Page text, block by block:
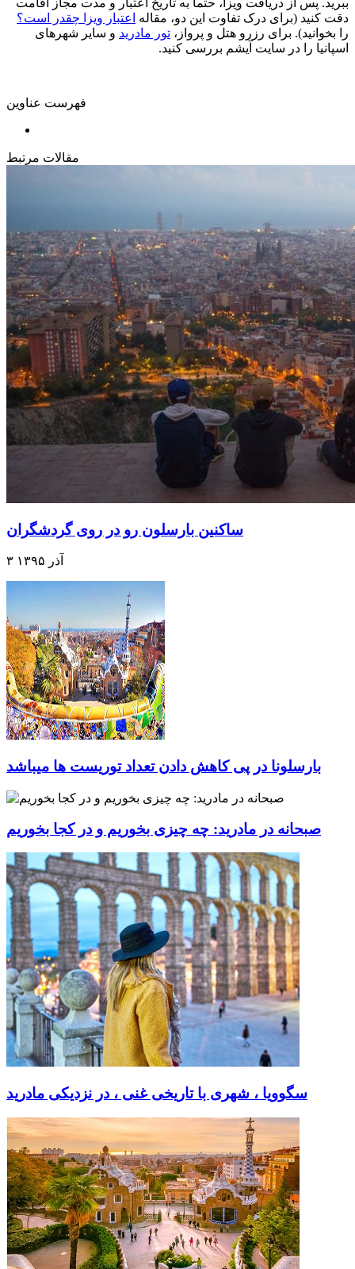
ببرید. پس از دریافت ویزا، حتماً به تاریخ اعتبار و مدت مجاز اقامت
دقت کنید (برای درک تفاوت این دو، مقاله
اعتبار ویزا چقدر است؟
را بخوانید). برای رزرو هتل و پرواز، تور مادرید و سایر شهرهای
اسپانیا را در سایت آیشم بررسی کنید.
فهرست عناوین
مقالات مرتبط
ساکنین بارسلون رو در روی گردشگران
۳ آذر ۱۳۹۵
بارسلونا در پی کاهش دادن تعداد توریست ها میباشد
صبحانه در مادرید: چه چیزی بخوریم و در کجا بخوریم
سگوویا ، شهری با تاریخی غنی ، در نزدیکی مادرید